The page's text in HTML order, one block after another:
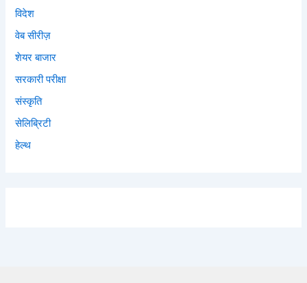
विदेश
वेब सीरीज़
शेयर बाजार
सरकारी परीक्षा
संस्कृति
सेलिब्रिटी
हेल्थ